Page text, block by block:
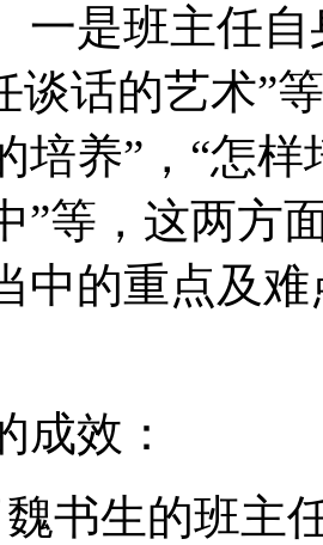
一是班主任
谈话的艺术”
培养”，“怎
”等，这两方
中的重点及
成效：
书生的班主